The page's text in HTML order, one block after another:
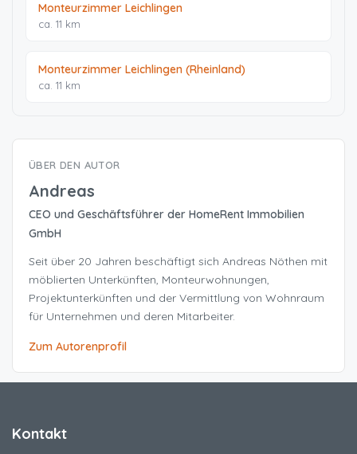
Monteurzimmer Leichlingen
ca. 11 km
Monteurzimmer Leichlingen (Rheinland)
ca. 11 km
ÜBER DEN AUTOR
Andreas
CEO und Geschäftsführer der HomeRent Immobilien
GmbH
Seit über 20 Jahren beschäftigt sich Andreas Nöthen mit
möblierten Unterkünften, Monteurwohnungen,
Projektunterkünften und der Vermittlung von Wohnraum
für Unternehmen und deren Mitarbeiter.
Zum Autorenprofil
Kontakt